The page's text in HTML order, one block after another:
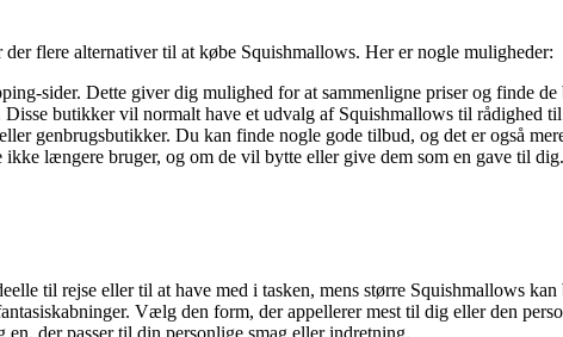
flere alternativer til at købe Squishmallows. Her er nogle muligheder:
sider. Dette giver dig mulighed for at sammenligne priser og finde de
butikker vil normalt have et udvalg af Squishmallows til rådighed til
genbrugsbutikker. Du kan finde nogle gode tilbud, og det er også
længere bruger, og om de vil bytte eller give dem som en gave til dig.
til rejse eller til at have med i tasken, mens større Squishmallows kan
Vælg den form, der appellerer mest til dig eller den
der passer til din personlige smag eller indretning.